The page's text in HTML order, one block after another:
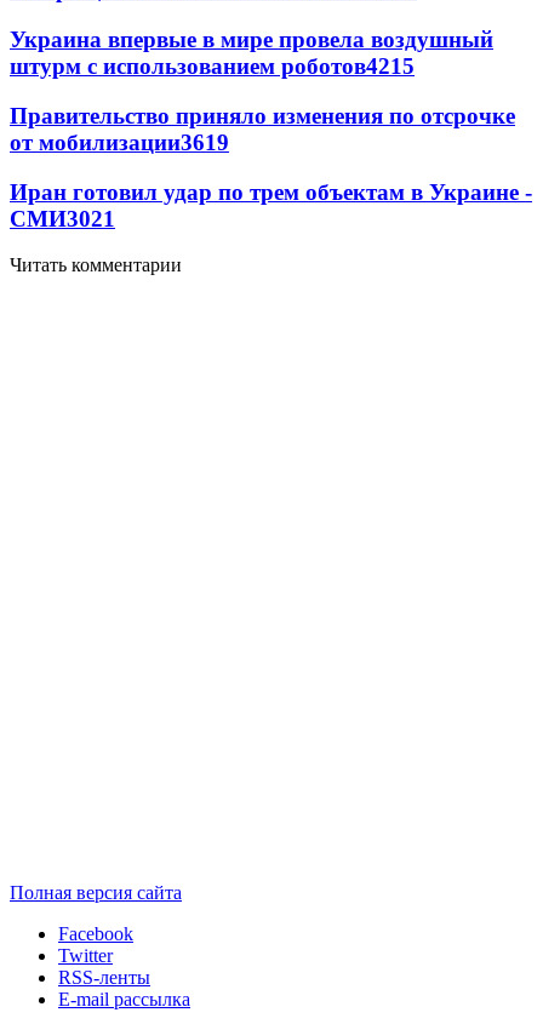
Украина впервые в мире провела воздушный
штурм с использованием роботов4215
Правительство приняло изменения по отсрочке
от мобилизации3619
Иран готовил удар по трем объектам в Украине -
СМИ3021
Читать комментарии
Полная версия сайта
Facebook
Twitter
RSS-ленты
E-mail рассылка